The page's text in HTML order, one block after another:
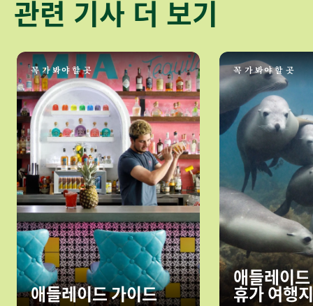
관련 기사 더 보기
꼭 가 봐야 할 곳
애들레이드 가이드
꼭 가 봐야 할 곳
애들레이
휴가 여행지